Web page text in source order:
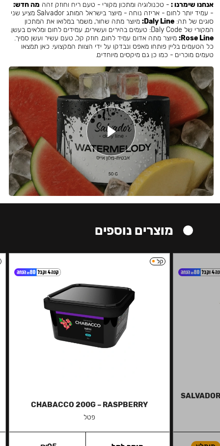
אנחנו שימרנו : - טכנולוגיה ומתכון מקורי - טעם ריח וחוזק זהה מה חדש:
- עמיד יותר לחום - אריזה נוחה - מיוצר בישראל המותג Salvador מציע שני
סוגים של תה:Daly Line: מיוצר מתה שחור, משמר במלואו את המתכון
המקורי של Daly Code: טעמים בהירים ועשירים, עמידים לחום ומלאים בעשן.
Rose Line: מיוצר מתה אדום עמיד לחום, חוזק קל, טעם עשיר ועשן סמיך.
כל הטעמים בליין פותחו מאפס ונבדקו על ידי הצוות המקצועי. כאן תמצאו
טעמים מוכרים - כמו כן גם מיקסים מיוחדים.
מוצרים נוספים
קל
CHABACCO 200G – RASPBERRY
פטל